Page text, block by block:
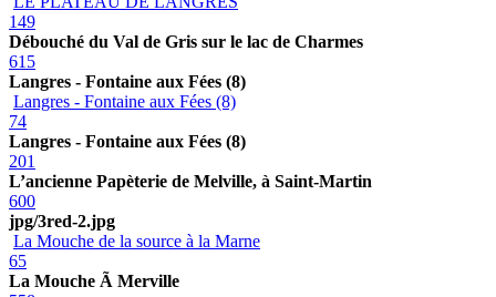
149
Débouché du Val de Gris sur le lac de Charmes
615
Langres - Fontaine aux Fées (8)
Langres - Fontaine aux Fées (8)
74
Langres - Fontaine aux Fées (8)
201
L’ancienne Papèterie de Melville, à Saint-Martin
600
jpg/3red-2.jpg
La Mouche de la source à la Marne
65
La Mouche Ã Merville